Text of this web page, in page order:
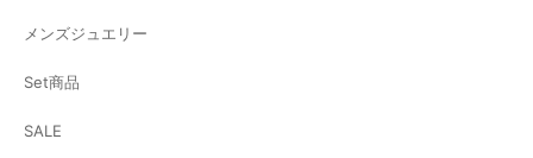
メンズジュエリー
Set商品
SALE